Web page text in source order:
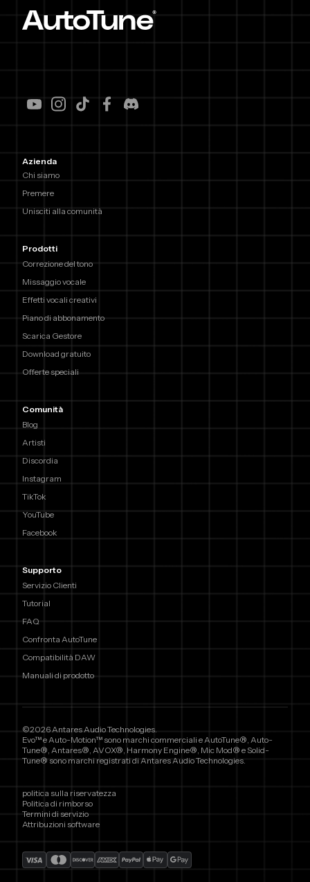
Azienda
Chi siamo
Premere
Unisciti alla comunità
Prodotti
Correzione del tono
Missaggio vocale
Effetti vocali creativi
Piano di abbonamento
Scarica Gestore
Download gratuito
Offerte speciali
Comunità
Blog
Artisti
Discordia
Instagram
TikTok
YouTube
Facebook
Supporto
Servizio Clienti
Tutorial
FAQ
Confronta AutoTune
Compatibilità DAW
Manuali di prodotto
©2026 Antares Audio Technologies.
Evo™ e Auto-Motion™ sono marchi commerciali e AutoTune®, Auto-
Tune®, Antares®, AVOX®, Harmony Engine®, Mic Mod® e Solid-
Tune® sono marchi registrati di Antares Audio Technologies.
politica sulla riservatezza
Politica di rimborso
Termini di servizio
Attribuzioni software